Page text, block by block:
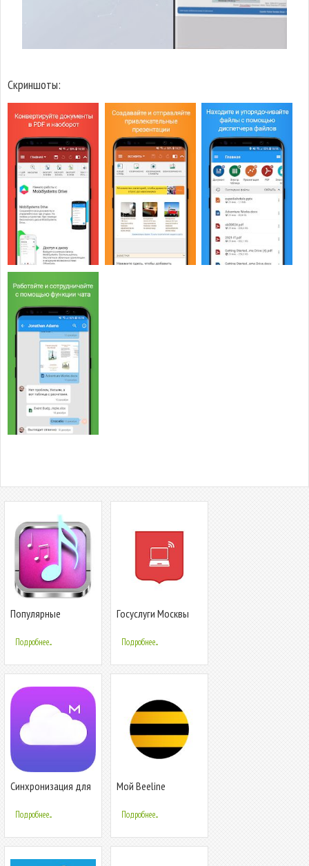
Скриншоты:
Популярные
Подробнее...
Госуслуги Москвы
Подробнее...
Синхронизация для
Подробнее...
Мой Beeline
Подробнее...